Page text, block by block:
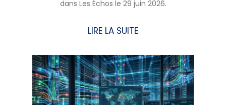
dans Les Échos le 29 juin 2026.
LIRE LA SUITE